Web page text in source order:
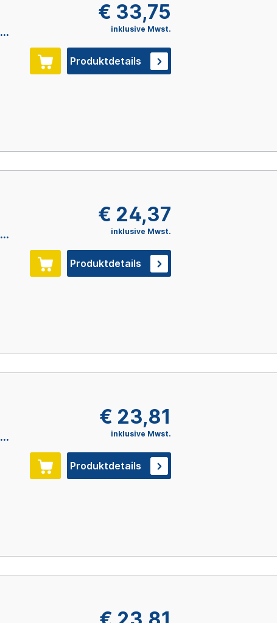
€ 33,75
inklusive Mwst.
Produktdetails
€ 24,37
inklusive Mwst.
Produktdetails
€ 23,81
inklusive Mwst.
Produktdetails